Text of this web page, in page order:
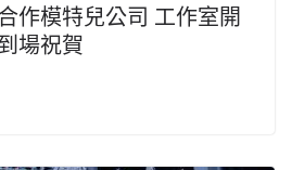
作模特兒公司 工作室開
場祝賀